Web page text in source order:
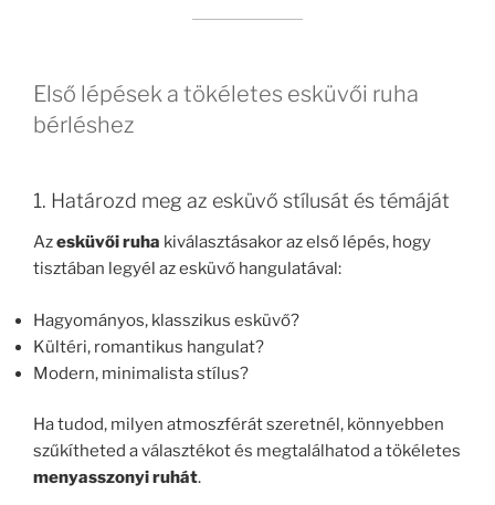
Első lépések a tökéletes esküvői ruha
bérléshez
1. Határozd meg az esküvő stílusát és témáját
Azesküvői ruha kiválasztásakor az első lépés, hogy
tisztában legyél az esküvő hangulatával:
Hagyományos, klasszikus esküvő?
Kültéri, romantikus hangulat?
Modern, minimalista stílus?
Ha tudod, milyen atmoszférát szeretnél, könnyebben
szűkítheted a választékot és megtalálhatod a tökéletes
menyasszonyi ruhát.